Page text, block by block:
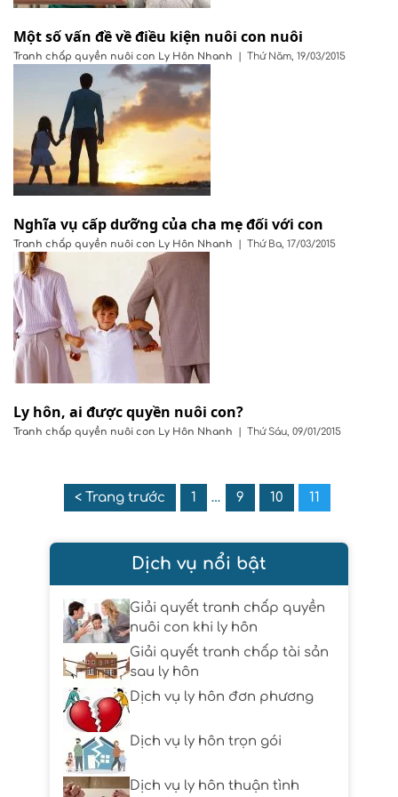
Một số vấn đề về điều kiện nuôi con nuôi
Tranh chấp quyền nuôi con Ly Hôn Nhanh | Thứ Năm, 19/03/2015
Nghĩa vụ cấp dưỡng của cha mẹ đối với con
Tranh chấp quyền nuôi con Ly Hôn Nhanh | Thứ Ba, 17/03/2015
Ly hôn, ai được quyền nuôi con?
Tranh chấp quyền nuôi con Ly Hôn Nhanh | Thứ Sáu, 09/01/2015
< Trang trước 1 … 9 10 11
Dịch vụ nổi bật
Giải quyết tranh chấp quyền
nuôi con khi ly hôn
Giải quyết tranh chấp tài sản
sau ly hôn
Dịch vụ ly hôn đơn phương
Dịch vụ ly hôn trọn gói
Dịch vụ ly hôn thuận tình